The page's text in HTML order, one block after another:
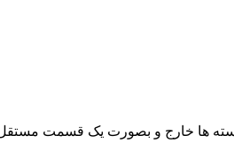
ها خارج و بصورت یک قسمت